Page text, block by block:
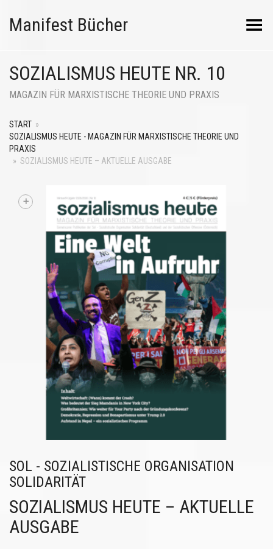
Manifest Bücher Menü umschalten
SOZIALISMUS HEUTE NR. 10
MAGAZIN FÜR MARXISTISCHE THEORIE UND PRAXIS
START »
SOZIALISMUS HEUTE - MAGAZIN FÜR MARXISTISCHE THEORIE UND
PRAXIS
» SOZIALISMUS HEUTE – AKTUELLE AUSGABE
+
SOL - SOZIALISTISCHE ORGANISATION
SOLIDARITÄT
SOZIALISMUS HEUTE – AKTUELLE
AUSGABE